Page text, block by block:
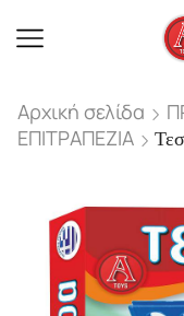
Αρχική σελίδα
ΕΠΙΤΡΑΠΕΖΙΑ